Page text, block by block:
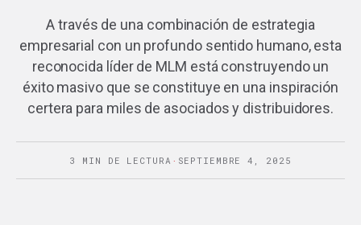
A través de una combinación de estrategia
empresarial con un profundo sentido humano, esta
reconocida líder de MLM está construyendo un
éxito masivo que se constituye en una inspiración
certera para miles de asociados y distribuidores.
3 MIN DE LECTURA · SEPTIEMBRE 4, 2025